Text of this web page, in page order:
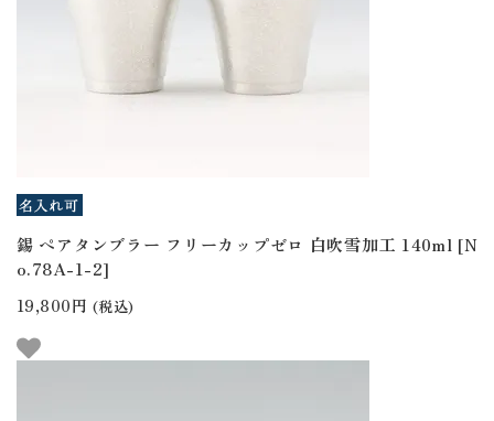
錫 ペアタンブラー フリーカップゼロ 白吹雪加工 140ml [N
o.78A-1-2]
19,800円 (税込)